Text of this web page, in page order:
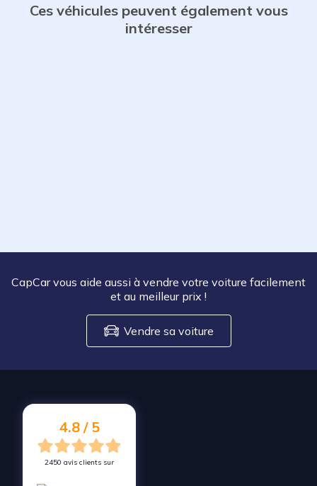
Ces véhicules peuvent également vous
intéresser
CapCar vous aide aussi à vendre votre voiture facilement
et au meilleur prix !
Vendre sa voiture
4.8 / 5
2450 avis clients sur